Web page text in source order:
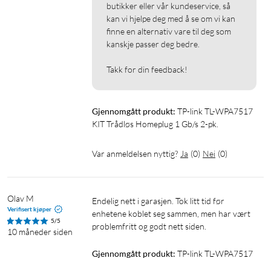
butikker eller vår kundeservice, så
kan vi hjelpe deg med å se om vi kan
finne en alternativ vare til deg som
kanskje passer deg bedre.
Takk for din feedback!
Gjennomgått produkt: TP-link TL-WPA7517
KIT Trådløs Homeplug 1 Gb/s 2-pk.
Var anmeldelsen nyttig? Ja (0) Nei (0)
Olav M
Verifisert kjøper
5/5
10 måneder siden
Endelig nett i garasjen. Tok litt tid før
enhetene koblet seg sammen, men har vært
problemfritt og godt nett siden.
Gjennomgått produkt: TP-link TL-WPA7517